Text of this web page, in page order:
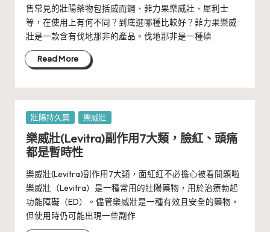
售常見的壯陽藥物包括威而鋼、菲力果樂威壯、犀利士
等，在使用上有何不同？到底選哪種比較好？菲力果樂威
壯是一款含有伐地那非的產品。伐地那非是一種磷
Read More
Posted
in
壯陽持久藥 樂威壯
樂威壯(Levitra)副作用7大類，臉紅、頭痛
都是暫時性
樂威壯(Levitra)副作用7大類，面紅紅不必擔心被看問題啦
樂威壯（Levitra）是一種常用的壯陽藥物，用於治療勃起
功能障礙（ED）。儘管樂威壯是一種有效且安全的藥物，
但使用時仍可能出現一些副作